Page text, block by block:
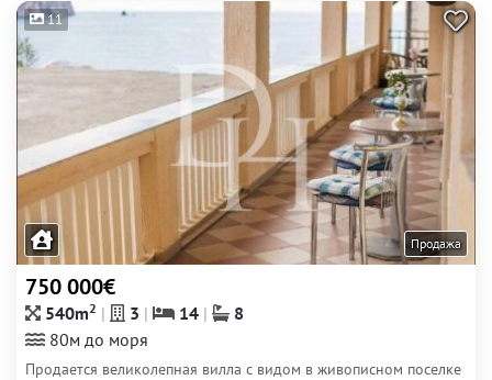
11
Продажа
750 000€
540m2 3 14
8
80м до моря
Продается великолепная вилла с видом в живописном поселке